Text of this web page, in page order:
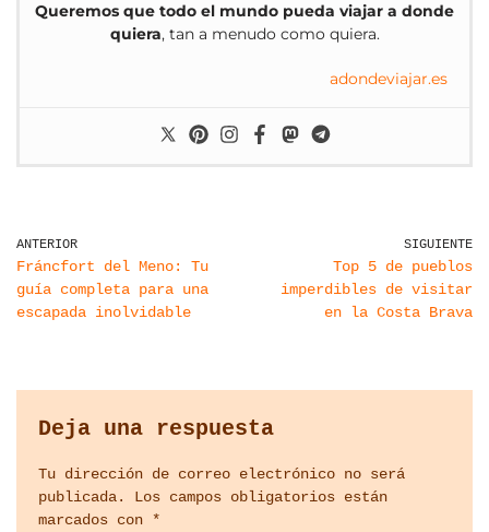
Queremos que todo el mundo pueda viajar a donde
quiera, tan a menudo como quiera.
adondeviajar.es
ANTERIOR
Fráncfort del Meno: Tu
guía completa para una
escapada inolvidable
SIGUIENTE
Top 5 de pueblos
imperdibles de visitar
en la Costa Brava
Deja una respuesta
Tu dirección de correo electrónico no será
publicada.
Los campos obligatorios están
marcados con *